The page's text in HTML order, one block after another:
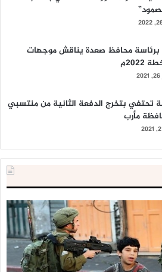
برئاسة محافظ صعدة يناقش موجهات
تحتفي بتخرج الدفعة الثانية من منتسبي
مأرب